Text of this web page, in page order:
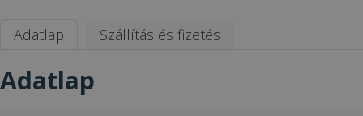
Adatlap Szállítás és fizetés
Adatlap